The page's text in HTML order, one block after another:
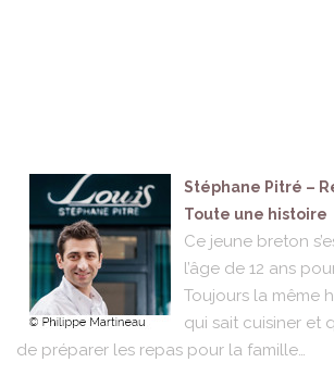
Stéphane Pitré –
Toute une histoire
Ce jeune breton
l’âge de 12 ans
Toujours la même
qui sait cuisiner et
de préparer les repas pour la famille…